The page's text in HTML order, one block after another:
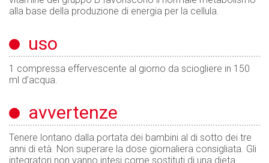
alla base della produzione di energia per la cellula.
uso
1 compressa effervescente al giorno da sciogliere in 150
ml d’acqua.
avvertenze
Tenere lontano dalla portata dei bambini al di sotto dei tre
anni di età. Non superare la dose giornaliera consigliata. Gli
integratori non vanno intesi come sostituti di una dieta